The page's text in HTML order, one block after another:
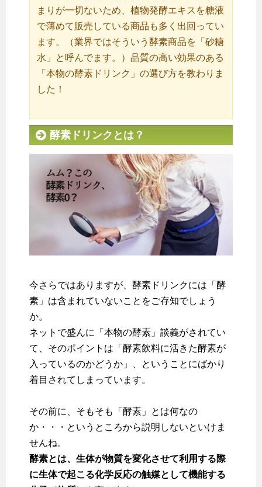
まりが一切ないため、植物発酵エキスを糖液
で薄めて販売している商品も多く出回ってい
ます。（業界ではそういう酵素商品を「砂糖
水」と呼んでます。）品質の高い効果のある
「本物の酵素ドリンク」の選び方を教わりま
した！
酵素ドリンクとは？
今さらではありますが、酵素ドリンクには「酵
素」は含まれていないことをご存知でしょう
か。
ネットで盛んに「本物の酵素」談義がされてい
て、そのポイントは「酵素飲料に活きた酵素が
入っているのかどうか」、ということにばかり
着目されてしまっています。
その前に、そもそも「酵素」とは何なの
か・・・というところから説明しないといけま
せんね。
酵素とは、生体が物質を変化させて利用する際
に生体で起こる化学反応の触媒として機能する